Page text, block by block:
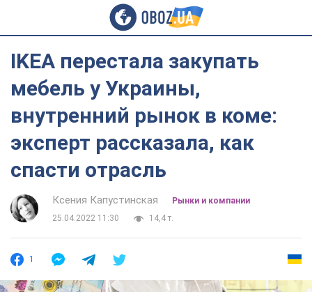
IKEA перестала закупать
мебель у Украины,
внутренний рынок в коме:
эксперт рассказала, как
спасти отрасль
Ксения Капустинская
Рынки и компании
25.04.2022 11:30
14,4 т.
1